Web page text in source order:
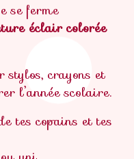
se ferme
éclair colorée
crayons et
l’année scolaire.
tes copains et tes